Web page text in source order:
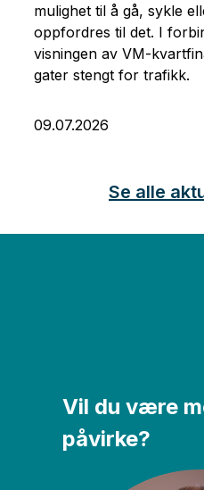
09.07.2026
mulighet til å gå, sykle
oppfordres til det. I
visningen av VM-
gater stengt for trafikk.
Se alle
Vil du være
påvirke?